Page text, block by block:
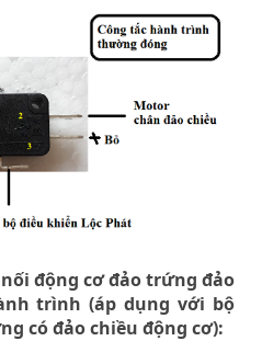
động cơ đảo trứng đảo
trình (áp dụng với bộ
có đảo chiều động cơ):